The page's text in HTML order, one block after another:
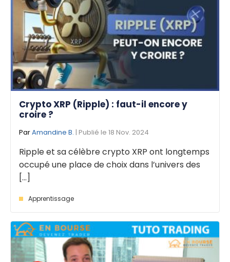
Crypto XRP (Ripple) : faut-il encore y
croire ?
ParAmandine B. | Publié le 18 Nov. 2024
Ripple et sa célèbre crypto XRP ont longtemps
occupé une place de choix dans l’univers des
[...]
Apprentissage